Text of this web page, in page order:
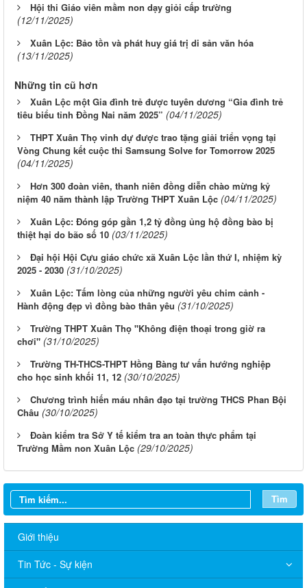
Hội thi Giáo viên mầm non dạy giỏi cấp trường
(12/11/2025)
Xuân Lộc: Bảo tồn và phát huy giá trị di sản văn hóa
(13/11/2025)
Những tin cũ hơn
Xuân Lộc một Gia đình trẻ được tuyên dương “Gia đình trẻ
tiêu biểu tỉnh Đồng Nai năm 2025” (04/11/2025)
THPT Xuân Thọ vinh dự được trao tặng giải triển vọng tại
Vòng Chung kết cuộc thi Samsung Solve for Tomorrow 2025
(04/11/2025)
Hơn 300 đoàn viên, thanh niên đồng diễn chào mừng kỷ
niệm 40 năm thành lập Trường THPT Xuân Lộc (04/11/2025)
Xuân Lộc: Đóng góp gần 1,2 tỷ đồng ủng hộ đồng bào bị
thiệt hại do bão số 10 (03/11/2025)
Đại hội Hội Cựu giáo chức xã Xuân Lộc lần thứ I, nhiệm kỳ
2025 - 2030 (31/10/2025)
Xuân Lộc: Tấm lòng của những người yêu chim cảnh -
Hành động đẹp vì đồng bào thân yêu (31/10/2025)
Trường THPT Xuân Thọ "Không điện thoại trong giờ ra
chơi" (31/10/2025)
Trường TH-THCS-THPT Hồng Bàng tư vấn hướng nghiệp
cho học sinh khối 11, 12 (30/10/2025)
Chương trình hiến máu nhân đạo tại trường THCS Phan Bội
Châu (30/10/2025)
Đoàn kiểm tra Sở Y tế kiểm tra an toàn thực phẩm tại
Trường Mầm non Xuân Lộc (29/10/2025)
Tìm
Giới thiệu
Tin Tức - Sự kiện